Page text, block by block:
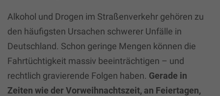
Alkohol und Drogen im Straßenverkehr gehören zu
den häufigsten Ursachen schwerer Unfälle in
Deutschland. Schon geringe Mengen können die
Fahrtüchtigkeit massiv beeinträchtigen – und
rechtlich gravierende Folgen haben. Gerade in
Zeiten wie der Vorweihnachtszeit, an Feiertagen,